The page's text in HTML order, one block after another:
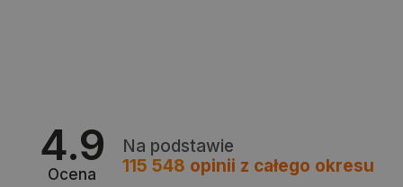
4.9
Ocena
Na podstawie
115 548 opinii z całego okresu